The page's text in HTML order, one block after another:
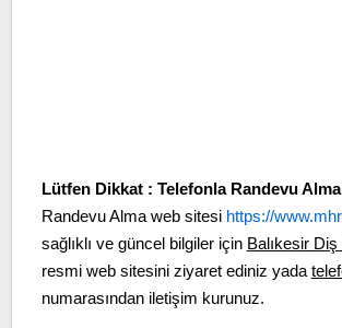
Lütfen Dikkat : Telefonla Randevu Alma
Randevu Alma web sitesi https://
sağlıklı ve güncel bilgiler için Balıkesir
resmi web sitesini ziyaret ediniz yada
numarasından iletişim kurunuz.